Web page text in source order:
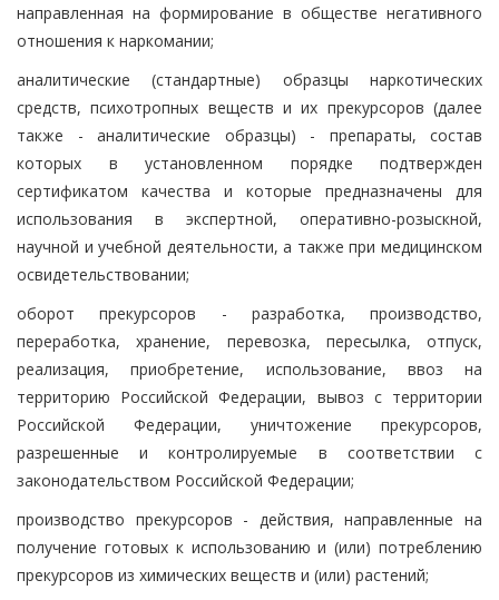
направленная на формирование в обществе негативного
отношения к наркомании;
аналитические (стандартные) образцы наркотических
средств, психотропных веществ и их прекурсоров (далее
также - аналитические образцы) - препараты, состав
которых в установленном порядке подтвержден
сертификатом качества и которые предназначены для
использования в экспертной, оперативно-розыскной,
научной и учебной деятельности, а также при медицинском
освидетельствовании;
оборот прекурсоров - разработка, производство,
переработка, хранение, перевозка, пересылка, отпуск,
реализация, приобретение, использование, ввоз на
территорию Российской Федерации, вывоз с территории
Российской Федерации, уничтожение прекурсоров,
разрешенные и контролируемые в соответствии с
законодательством Российской Федерации;
производство прекурсоров - действия, направленные на
получение готовых к использованию и (или) потреблению
прекурсоров из химических веществ и (или) растений;